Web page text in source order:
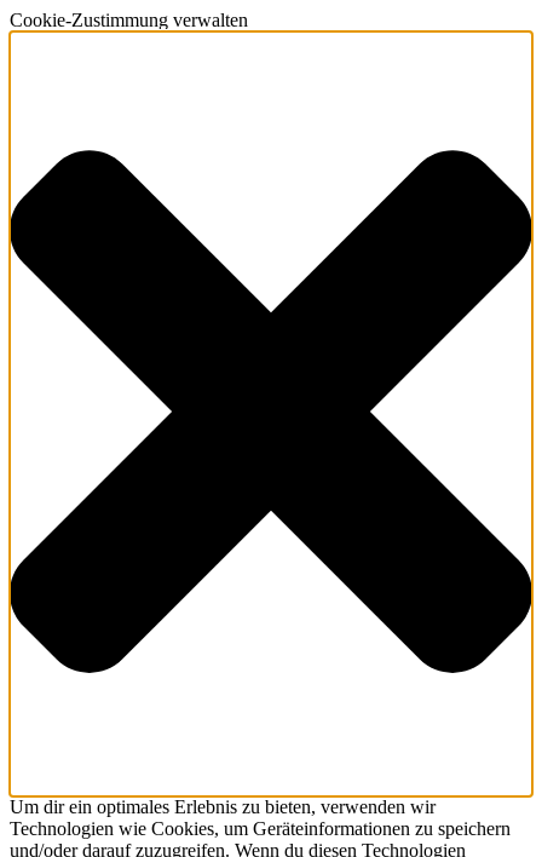
Cookie-Zustimmung verwalten
Um dir ein optimales Erlebnis zu bieten, verwenden wir
Technologien wie Cookies, um Geräteinformationen zu speichern
und/oder darauf zuzugreifen. Wenn du diesen Technologien